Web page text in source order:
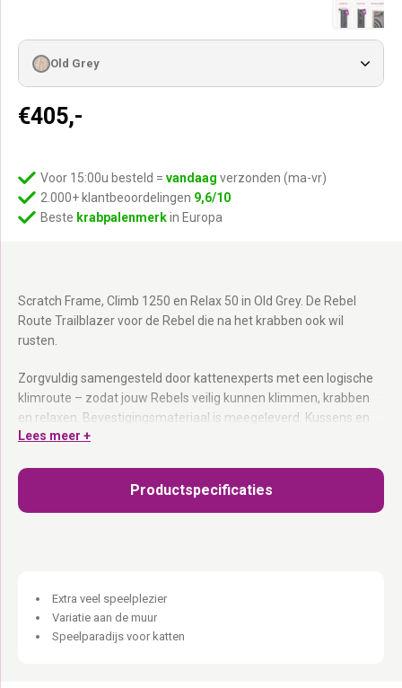
Scratch Frame, Climb 1250 en Relax 50 in Old Grey. De Rebel
Route Trailblazer voor de Rebel die na het krabben ook wil
rusten.
Zorgvuldig samengesteld door kattenexperts met een logische
klimroute – zodat jouw Rebels veilig kunnen klimmen, krabben
en relaxen. Bevestigingsmateriaal is meegeleverd. Kussens en
hangmatten zijn uitwasbaar dankzij de verborgen rits. Op
klimvermogen van jouw kat.
Old Grey eucalyptus hout:Handgemaakt – elk stuk heeft zijn
Uitwasbare kussens en hangmatten:
Op meerdere manieren te monteren:
kleinere katten, verder uit elkaar voor grote avonturiers.
Lees meer +
€405,-
Old Grey
Voor 15:00u besteld = vandaag verzonden (ma-vr)
2.000+ klantbeoordelingen 9,6/10
Beste krabpalenmerkin Europa
Productspecificaties
Extra veel speelplezier
Variatie aan de muur
Speelparadijs voor katten